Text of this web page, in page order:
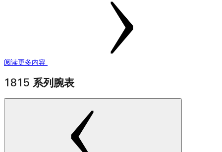
阅读更多内容
1815 系列腕表